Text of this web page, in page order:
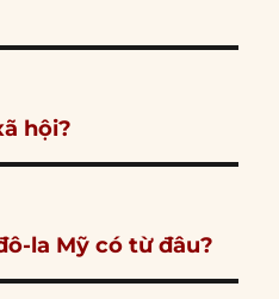
hội?
la Mỹ có từ đâu?